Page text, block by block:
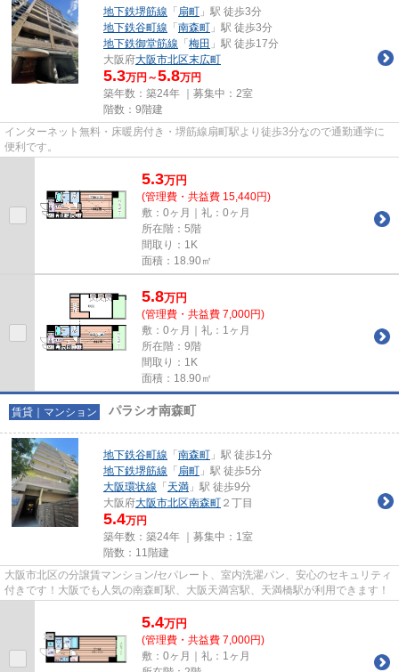
地下鉄堺筋線 「 扇町 」駅 徒歩3分
地下鉄谷町線 「 南森町 」駅 徒歩3分
地下鉄御堂筋線 「 梅田 」駅 徒歩17分
大阪府大阪市北区末広町
5.3万円～5.8万円
築年数：築24年 ｜募集中： 2室
階数：9階建
インターネット無料・床暖房付き・堺筋線扇町駅より徒歩3分なので通勤通学に
便利です。
5.3万円
(管理費・共益費 15,440円)
敷：0ヶ月｜礼：0ヶ月
所在階：5階
間取り：1K
面積：18.90㎡
5.8万円
(管理費・共益費 7,000円)
敷：0ヶ月｜礼：1ヶ月
所在階：9階
間取り：1K
面積：18.90㎡
賃貸｜マンション パラシオ南森町
地下鉄谷町線 「 南森町 」駅 徒歩1分
地下鉄堺筋線 「 扇町 」駅 徒歩5分
大阪環状線 「 天満 」駅 徒歩9分
大阪府大阪市北区南森町 ２丁目
5.4万円
築年数：築24年 ｜募集中： 1室
階数：11階建
大阪市北区の分譲賃マンション/セパレート、室内洗濯パン、安心のセキュリティ
付きです！大阪でも人気の南森町駅、大阪天満宮駅、天満橋駅が利用できます！
5.4万円
(管理費・共益費 7,000円)
敷：0ヶ月｜礼：1ヶ月